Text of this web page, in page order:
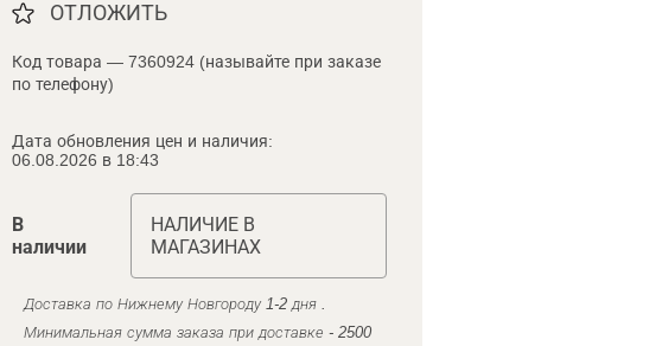
ОТЛОЖИТЬ
Код товара — 7360924 (называйте при заказе
по телефону)
Дата обновления цен и наличия:
06.08.2026 в 18:43
В
наличии
НАЛИЧИЕ В
МАГАЗИНАХ
Доставка по Нижнему Новгороду 1-2 дня .
Минимальная сумма заказа при доставке - 2500